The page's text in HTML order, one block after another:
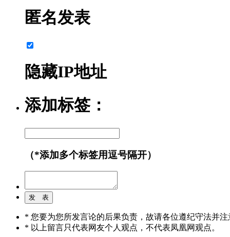
匿名发表
隐藏IP地址
添加标签：
（*添加多个标签用逗号隔开）
* 您要为您所发言论的后果负责，故请各位遵纪守法并注
* 以上留言只代表网友个人观点，不代表凤凰网观点。